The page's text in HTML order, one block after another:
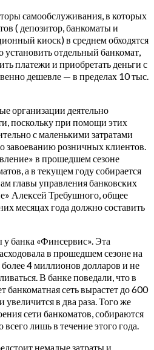
самообслуживания, в которых
( депозитор, банкоматы и
киоск) в среднем обходятся
отдельный банкомат,
платежи и приобретать деньги с
дешевле — в пределах 10 тыс.
организации деятельно
поскольку при помощи этих
с маленькими затратами
завоеванию розничных клиентов.
в прошедшем сезоне
а в текущем году собирается
главы управления банковских
Алексей Требушного, общее
месяцах года должно составить
банка «Финсервис». Эта
в прошедшем сезоне на
4 миллионов долларов и не
В банке поведали, что в
банкоматная сеть вырастет до 600
в два раза. Того же
сети банкоматов, собираются
лишь в течение этого года.
немалые затраты и